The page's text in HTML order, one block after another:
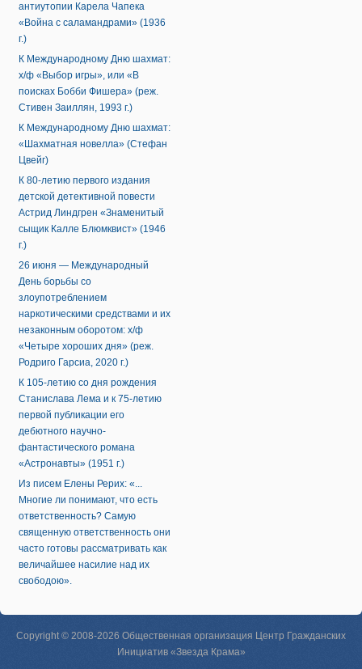
антиутопии Карела Чапека
«Война с саламандрами» (1936
г.)
К Международному Дню шахмат:
х/ф «Выбор игры», или «В
поисках Бобби Фишера» (реж.
Стивен Заиллян, 1993 г.)
К Международному Дню шахмат:
«Шахматная новелла» (Стефан
Цвейг)
К 80-летию первого издания
детской детективной повести
Астрид Линдгрен «Знаменитый
сыщик Калле Блюмквист» (1946
г.)
26 июня — Международный
День борьбы со
злоупотреблением
наркотическими средствами и их
незаконным оборотом: х/ф
«Четыре хороших дня» (реж.
Родриго Гарсиа, 2020 г.)
К 105-летию со дня рождения
Станислава Лема и к 75-летию
первой публикации его
дебютного научно-
фантастического романа
«Астронавты» (1951 г.)
Из писем Елены Рерих: «...
Многие ли понимают, что есть
ответственность? Самую
священную ответственность они
часто готовы рассматривать как
величайшее насилие над их
свободою».
Copyright © 2008-2026 Общественная организация Центр Гражданских
Инициатив «Звезда Крама»